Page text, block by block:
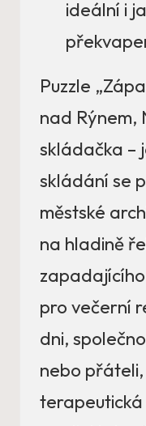
ideální i
Puzzle
nad Rýnem,
skládačka –
skládání se
městské
na hladině
pro večerní
dni,
nebo
terapeutická